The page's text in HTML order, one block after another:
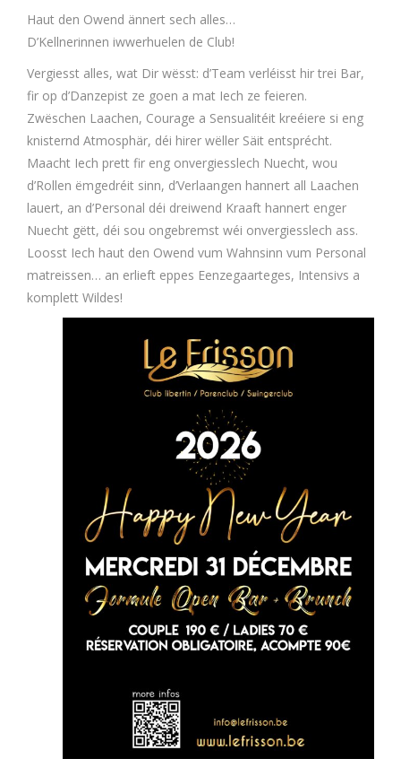
Haut den Owend ännert sech alles…
D’Kellnerinnen iwwerhuelen de Club!
Vergiesst alles, wat Dir wësst: d’Team verléisst hir trei Bar,
fir op d’Danzepist ze goen a mat Iech ze feieren.
Zwëschen Laachen, Courage a Sensualitéit kreéiere si eng
knisternd Atmosphär, déi hirer wëller Säit entsprécht.
Maacht Iech prett fir eng onvergiesslech Nuecht, wou
d’Rollen ëmgedréit sinn, d’Verlaangen hannert all Laachen
lauert, an d’Personal déi dreiwend Kraaft hannert enger
Nuecht gëtt, déi sou ongebremst wéi onvergiesslech ass.
Loosst Iech haut den Owend vum Wahnsinn vum Personal
matreissen… an erlieft eppes Eenzegaarteges, Intensivs a
komplett Wildes!